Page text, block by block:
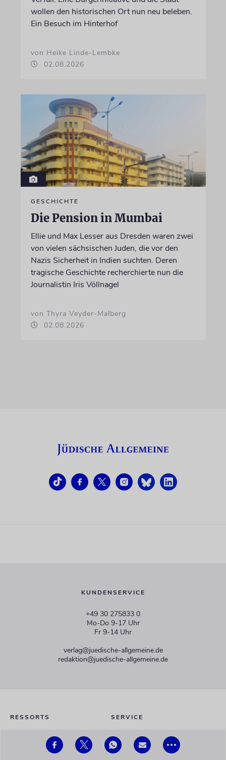
•••
wollen den historischen Ort nun neu beleben.
Ein Besuch im Hinterhof
von Heike Linde-Lembke
02.08.2026
GESCHICHTE
Die Pension in Mumbai
Ellie und Max Lesser aus Dresden waren zwei
von vielen sächsischen Juden, die vor den
Nazis Sicherheit in Indien suchten. Deren
tragische Geschichte recherchierte nun die
Journalistin Iris Völlnagel
von Thyra Veyder-Malberg
02.08.2026
KUNDENSERVICE
+49 30 275833 0
Mo-Do 9-17 Uhr
Fr 9-14 Uhr
verlag@juedische-allgemeine.de
redaktion@juedische-allgemeine.de
RESSORTS
Jüdische Welt
SERVICE
Mediadaten
Fotogalerien